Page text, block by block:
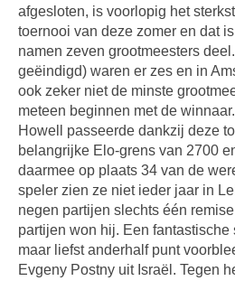
afgesloten, is voorlopig het
toernooi van deze zomer en dat
namen zeven grootmeesters
geëindigd) waren er zes en in
ook zeker niet de minste
meteen beginnen met de
Howell passeerde dankzij deze
belangrijke Elo-grens van 2700
daarmee op plaats 34 van de
speler zien ze niet ieder jaar in
negen partijen slechts één
partijen won hij. Een fantastische
maar liefst anderhalf punt
Evgeny Postny uit Israël. Tegen